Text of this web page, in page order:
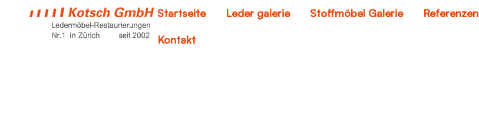
Startseite Leder galerie Stoffmöbel Galerie Referenzen
Kontakt